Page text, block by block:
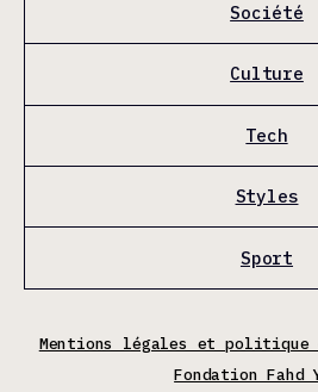
Société
Culture
Tech
Styles
Sport
Mentions légales et
Fondation Fahd